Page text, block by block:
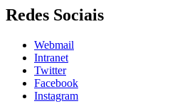
Redes Sociais
Webmail
Intranet
Twitter
Facebook
Instagram